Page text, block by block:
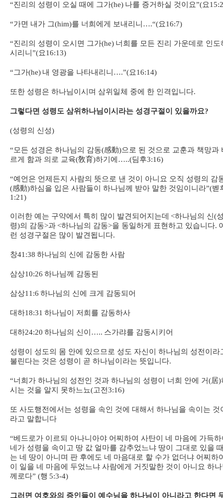
“진리의 성령이 오실 때에 그가(he) 나를 증거하실 것이요”(요
“가면 내가 그(him)를 너희에게 보내리니 ….“(요16:7)
“진리의 성령이 오시면 그가(he) 너희를 모든 진리 가운데로 인도
시리니 ”(요16:13)
“그가(he) 내 영광을 나타내리니 ….”(요16:14)
또한 성령은 하나님이시며 삼위일체 중에 한 인격입니다.
그렇다면 성령도 삼위하나님이시라는 성경구절이 있을까요?
(성령의 신성)
“모든 성경은 하나님의 감동(感動)으로 된 것으로 교훈과 책망과
르게 함과 의로 교육(敎育)하기에 …..(딤후3:16)
“예언은 언제든지 사람의 뜻으로 낸 것이 아니요 오직 성령의 감
(感動)하심을 입은 사람들이 하나님께 받아 말한 것임이니라”(벧
1:21)
이러한 예는 구약에서 특히 많이 발견되어지는데 <하나님의 신 (
령)의 감동>과<하나님의 감동>을 동일하게 표현하고 있습니다.
런 성경구절은 많이 발견됩니다.
창41:38 하나님의 신에 감동한 사람
삼상10:26 하나님께 감동된
삼상11:6 하나님의 신에 크게 감동되어
대하18:31 하나님이 저희를 감동하사
대하24:20 하나님의 신이 ….. 스가랴를 감동시키어
성령이 성도의 몸 안에 있으므로 성도 자신이 하나님의 성전이라
불린다는 것은 성령이 곧 하나님이라는 뜻입니다.
“너희가 하나님의 성전인 것과 하나님의 성령이 너희 안에 거(居)
시는 것을 알지 못하느뇨(고전3:16)
또 사도행전에서는 성령을 속인 것에 대해서 하나님을 속이는 것
라고 말합니다
“베드로가 이르되 아나니아야 어찌하여 사탄이 네 마음에 가득하
네가 성령을 속이고 땅 값 얼마를 감추었느냐 땅이 그대로 있을
는 네 땅이 아니며 판 후에도 네 마음대로 할 수가 없더냐 어찌하
이 일을 네 마음에 두었느냐 사람에게 거짓말한 것이 아니요 하
께로다” (행 5:3-4)
그러면 여호와의 증인들이 예수님을 하나님이 아니라고 한다면